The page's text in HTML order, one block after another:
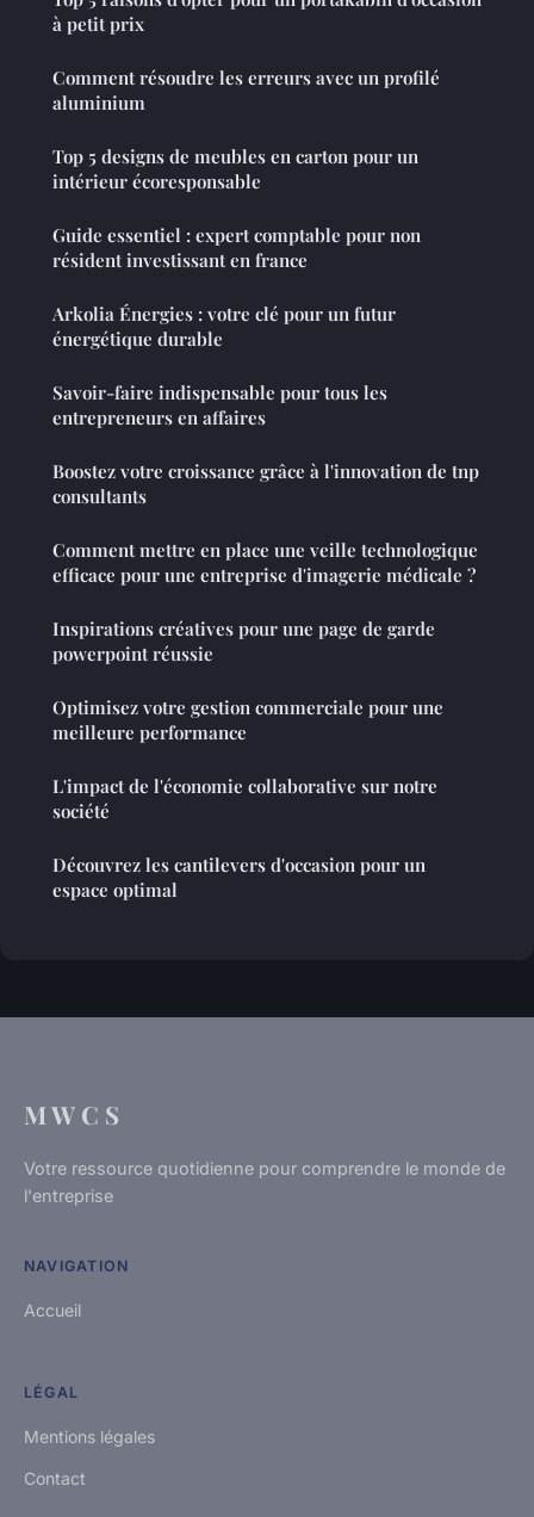
à petit prix
Comment résoudre les erreurs avec un profilé
aluminium
Top 5 designs de meubles en carton pour un
intérieur écoresponsable
Guide essentiel : expert comptable pour non
résident investissant en france
Arkolia Énergies : votre clé pour un futur
énergétique durable
Savoir-faire indispensable pour tous les
entrepreneurs en affaires
Boostez votre croissance grâce à l'innovation de tnp
consultants
Comment mettre en place une veille technologique
efficace pour une entreprise d'imagerie médicale ?
Inspirations créatives pour une page de garde
powerpoint réussie
Optimisez votre gestion commerciale pour une
meilleure performance
L'impact de l'économie collaborative sur notre
société
Découvrez les cantilevers d'occasion pour un
espace optimal
M W C S
Votre ressource quotidienne pour comprendre le monde de
l'entreprise
NAVIGATION
Accueil
LÉGAL
Mentions légales
Contact